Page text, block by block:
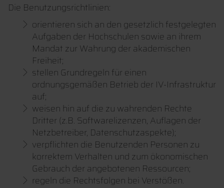
Die Benutzungsrichtlinien:
orientieren sich an den gesetzlich festgelegten
Aufgaben der Hochschulen sowie an ihrem
Mandat zur Wahrung der akademischen
Freiheit;
stellen Grundregeln für einen
ordnungsgemäßen Betrieb der IV-Infrastruktur
auf;
weisen hin auf die zu wahrenden Rechte
Dritter (z.B. Softwarelizenzen, Auflagen der
Netzbetreiber, Datenschutzaspekte);
verpflichten die Benutzenden Personen zu
korrektem Verhalten und zum ökonomischen
Gebrauch der angebotenen Ressourcen;
regeln die Rechtsfolgen bei Verstößen.